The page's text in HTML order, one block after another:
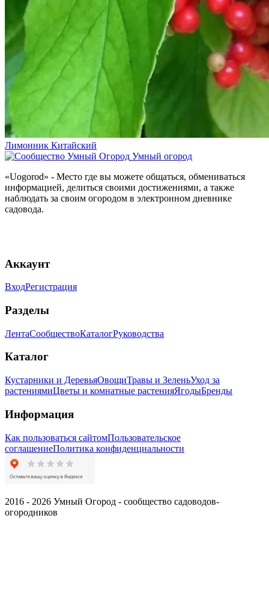
Лимонник Китайский
Умный огород
«Uogorod» - Место где вы можете общаться, обмениваться
информацией, делиться своими достижениями, а также
наблюдать за своим огородом в электронном дневнике
садовода.
Аккаунт
ВходРегистрация
Разделы
ЛентаСообществоКаталогРуководства
Каталог
Кустарники и ДеревьяОвощиТравы и ЗеленьУход за
растениямиЦветы и комнатные растенияЯгодыБренды
Информация
Как пользоваться сайтомПользовательское
соглашениеПолитика конфиденциальности
2016 - 2026 Умный Огород - сообщество садоводов-
огородников